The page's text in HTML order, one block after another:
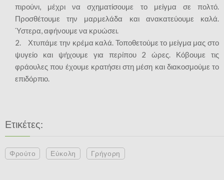
πιρούνι, μέχρι να σχηματίσουμε το μείγμα σε πολτό.
Προσθέτουμε την μαρμελάδα και ανακατεύουμε καλά.
Ύστερα, αφήνουμε να κρυώσει.
2. Χτυπάμε την κρέμα καλά. Τοποθετούμε το μείγμα μας στο
ψυγείο και ψήχουμε για περίπου 2 ώρες. Κόβουμε τις
φράουλες που έχουμε κρατήσει στη μέση και διακοσμούμε το
επιδόρπιο.
Ετικέτες:
Φρούτο Εύκολη Γρήγορη